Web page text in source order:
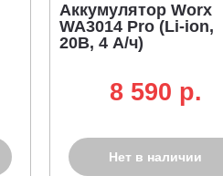
Аккумулятор Worx
WA3014 Pro (Li-ion,
20В, 4 А/ч)
8 590 p.
Нет в наличии